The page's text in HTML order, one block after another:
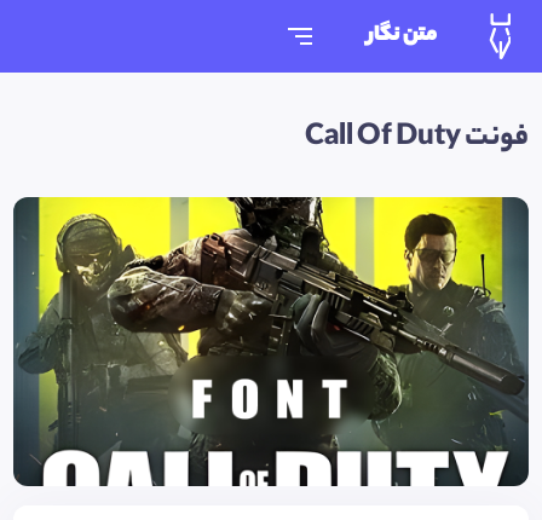
متن نگار
فونت Call Of Duty